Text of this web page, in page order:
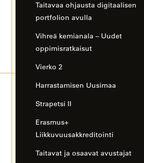
Taitavaa ohjausta digitaalisen
portfolion avulla
Vihreä kemianala – Uudet
oppimisratkaisut
Vierko 2
Harrastamisen Uusimaa
Strapetsi II
Erasmus+
Liikkuvuusakkreditointi
Taitavat ja osaavat avustajat